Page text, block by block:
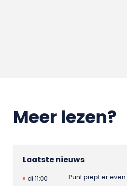
Meer lezen?
Laatste nieuws
di 11:00
Punt piept er